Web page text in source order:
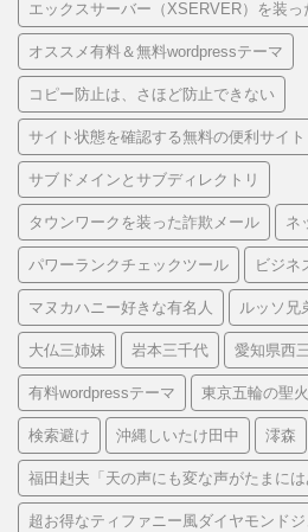
エックスサーバー（XSERVER）を装っ
オススメ有料＆無料wordpressテーマ
コピー防止は、さほど防止できない
サイト状態を確認する無料の便利サイト
サブドメインとサブディレクトリ
タウンワークを装った詐欺メール ネ
パワーランクチェックツール ビジネ
マヌカハニー好きな有名人 ルッソ兄
大仏三姉妹 岩本三千代 愛知県西
有料wordpressテーマ 東京五輪の聖
検索避け 沖縄しいたけ田中 澪森
福田赳夫「天の声にも変な声がたまには
超お得なティファニー風ダイヤモンド